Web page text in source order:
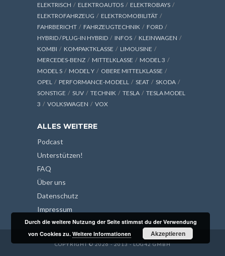
ELEKTRISCH
ELEKTROAUTOS
ELEKTROBAYS
ELEKTROFAHRZEUG
ELEKTROMOBILITÄT
FAHRBERICHT
FAHRZEUGTECHNIK
FORD
HYBRID / PLUG-IN HYBRID
INFOS
KLEINWAGEN
KOMBI
KOMPAKTKLASSE
LIMOUSINE
MERCEDES-BENZ
MITTELKLASSE
MODEL 3
MODEL S
MODEL Y
OBERE MITTELKLASSE
OPEL
PERFORMANCE-MODELL SEAT
SKODA
SONSTIGE
SUV TECHNIK TESLA
TESLA MODEL
3
VOLKSWAGEN VOX
ALLES WEITERE
Podcast
Unterstützen!
FAQ
Über uns
Datenschutz
Impressum
COPYRIGHT © 2026 - 2013 - LOG42 GMBH
Durch die weitere Nutzung der Seite stimmst du der Verwendung
von Cookies zu.Weitere Informationen Akzeptieren